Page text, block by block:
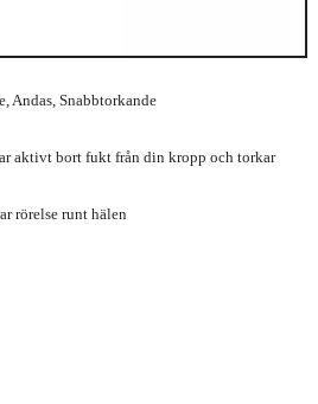
Andas, Snabbtorkande
aktivt bort fukt från din kropp och torkar
rörelse runt hälen